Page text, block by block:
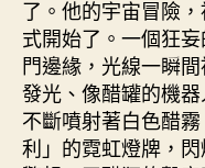
了。他的宇宙冒險
式開始了。一個狂
門邊緣，光線一瞬
發光、像醋罐的機
不斷噴射著白色醋
利」的霓虹燈牌，